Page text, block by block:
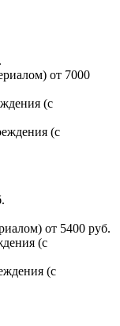
от 7000
(с
(с
от 5400 руб.
(с
(с